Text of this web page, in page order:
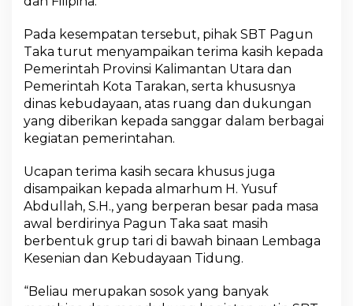
Pada kesempatan tersebut, pihak SBT Pagun
Taka turut menyampaikan terima kasih kepada
Pemerintah Provinsi Kalimantan Utara dan
Pemerintah Kota Tarakan, serta khususnya
dinas kebudayaan, atas ruang dan dukungan
yang diberikan kepada sanggar dalam berbagai
kegiatan pemerintahan.
Ucapan terima kasih secara khusus juga
disampaikan kepada almarhum H. Yusuf
Abdullah, S.H., yang berperan besar pada masa
awal berdirinya Pagun Taka saat masih
berbentuk grup tari di bawah binaan Lembaga
Kesenian dan Kebudayaan Tidung.
“Beliau merupakan sosok yang banyak